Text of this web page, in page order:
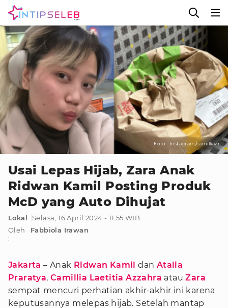
Foto : Instagram/camilliazr
Usai Lepas Hijab, Zara Anak
Ridwan Kamil Posting Produk
McD yang Auto Dihujat
Lokal
Selasa, 16 April 2024 - 11:55 WIB
Oleh
:
Fabbiola Irawan
Jakarta – Anak Ridwan Kamil dan Atalia
Praratya,Camillia Laetitia Azzahra atauZara
sempat mencuri perhatian akhir-akhir ini karena
keputusannya melepas hijab. Setelah mantap